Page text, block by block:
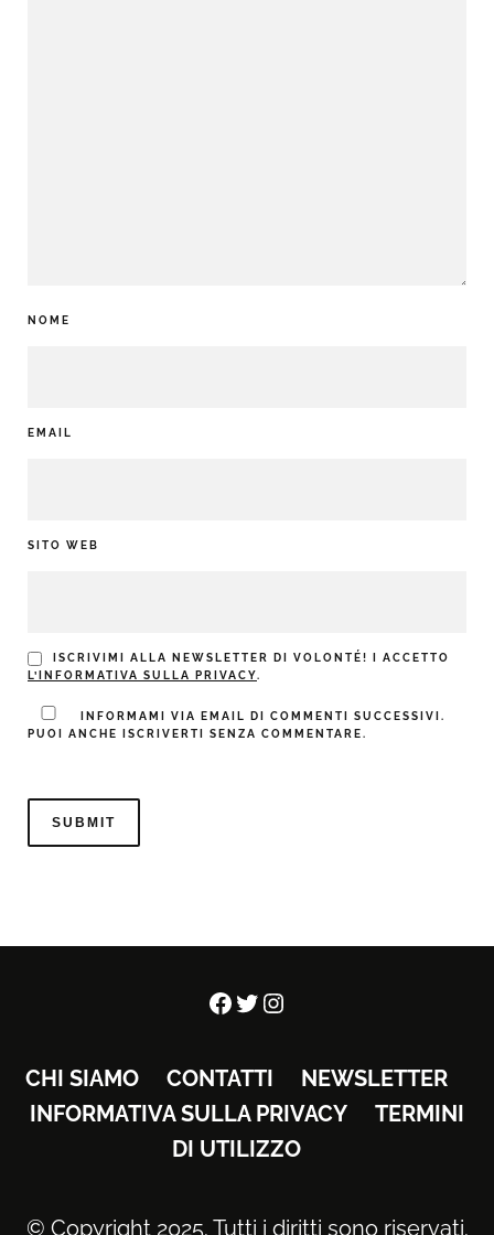
NOME
EMAIL
SITO WEB
ISCRIVIMI ALLA NEWSLETTER DI VOLONTÉ! I ACCETTO
L’INFORMATIVA SULLA PRIVACY.
INFORMAMI VIA EMAIL DI COMMENTI SUCCESSIVI.
PUOI ANCHE ISCRIVERTI SENZA COMMENTARE.
Facebook
Twitter
Instagram
CHI SIAMO CONTATTI
NEWSLETTER
INFORMATIVA SULLA PRIVACY
TERMINI
DI UTILIZZO
© Copyright 2025. Tutti i diritti sono riservati.